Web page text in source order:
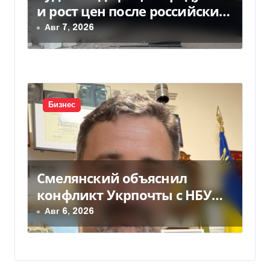
и рост цен после российских
ударов по складам
Авг 7, 2026
Бизнес
Смелянский объяснил
конфликт Укрпочты с НБУ
из-за платежек
Авг 6, 2026